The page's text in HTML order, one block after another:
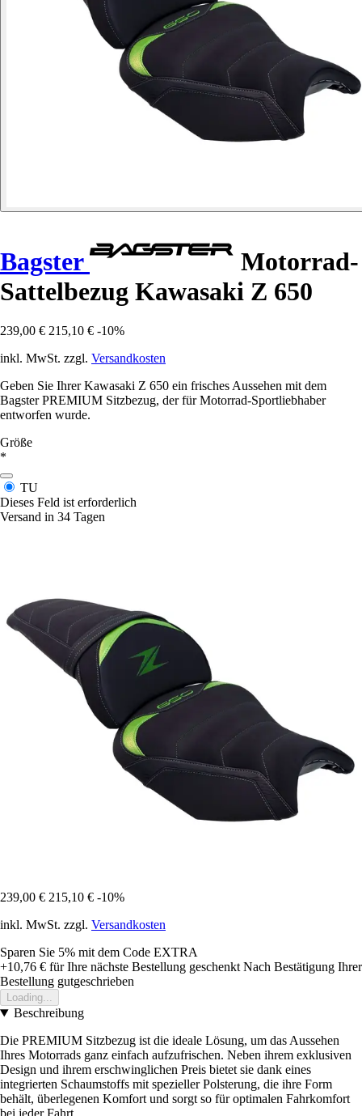
Bagster
Motorrad-
Sattelbezug Kawasaki Z 650
239,00 € 215,10 € -10%
inkl. MwSt. zzgl. Versandkosten
Geben Sie Ihrer Kawasaki Z 650 ein frisches Aussehen mit dem
Bagster PREMIUM Sitzbezug, der für Motorrad-Sportliebhaber
entworfen wurde.
Größe
*
TU
Dieses Feld ist erforderlich
Versand in 34 Tagen
239,00 € 215,10 € -10%
inkl. MwSt. zzgl. Versandkosten
Sparen Sie 5% mit dem Code EXTRA
+10,76 € für Ihre nächste Bestellung geschenkt Nach Bestätigung Ihrer
Bestellung gutgeschrieben
Loading...
Beschreibung
Die PREMIUM Sitzbezug ist die ideale Lösung, um das Aussehen
Ihres Motorrads ganz einfach aufzufrischen. Neben ihrem exklusiven
Design und ihrem erschwinglichen Preis bietet sie dank eines
integrierten Schaumstoffs mit spezieller Polsterung, die ihre Form
behält, überlegenen Komfort und sorgt so für optimalen Fahrkomfort